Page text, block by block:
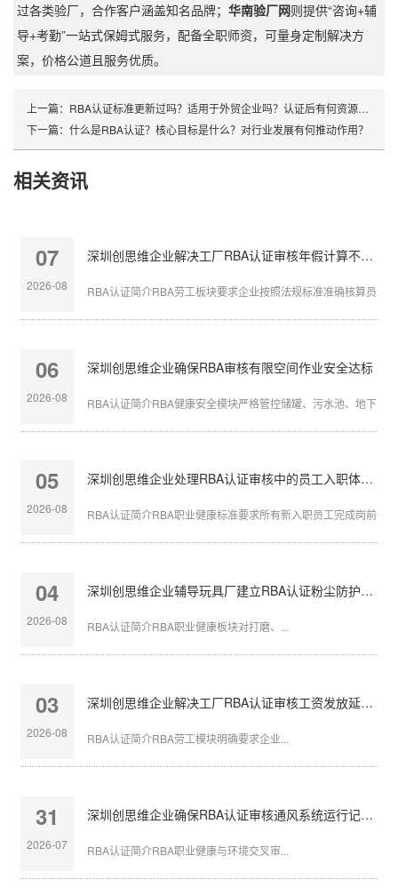
过各类验厂，合作客户涵盖知名品牌；华南验厂网则提供“咨询+辅
导+考勤”一站式保姆式服务，配备全职师资，可量身定制解决方
案，价格公道且服务优质。
上一篇： RBA认证标准更新过吗？适用于外贸企业吗？认证后有何资源对接？
下一篇： 什么是RBA认证？核心目标是什么？对行业发展有何推动作用？
相关资讯
07
2026-08
深圳创思维企业解决工厂RBA认证审核年假计算不准确
RBA认证简介RBA劳工板块要求企业按照法规标准准确核算员工
06
2026-08
深圳创思维企业确保RBA审核有限空间作业安全达标
RBA认证简介RBA健康安全模块严格管控储罐、污水池、地下管
05
2026-08
深圳创思维企业处理RBA认证审核中的员工入职体检缺失
RBA认证简介RBA职业健康标准要求所有新入职员工完成岗前体
04
2026-08
深圳创思维企业辅导玩具厂建立RBA认证粉尘防护体系
RBA认证简介RBA职业健康板块对打磨、...
03
2026-08
深圳创思维企业解决工厂RBA认证审核工资发放延迟问题
RBA认证简介RBA劳工模块明确要求企业...
31
2026-07
深圳创思维企业确保RBA认证审核通风系统运行记录完整
RBA认证简介RBA职业健康与环境交叉审...